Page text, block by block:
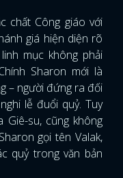
chất Công giáo với
giá hiện diện rõ
mục không phải
Sharon mới là
– người đứng ra đối
lễ đuổi quỷ. Tuy
Giê-su, cũng không
gọi tên Valak,
quỷ trong văn bản